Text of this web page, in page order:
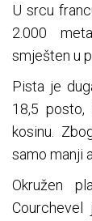
U srcu
2.000
smješten u
Pista je
18,5
kosinu.
samo manji
Okružen